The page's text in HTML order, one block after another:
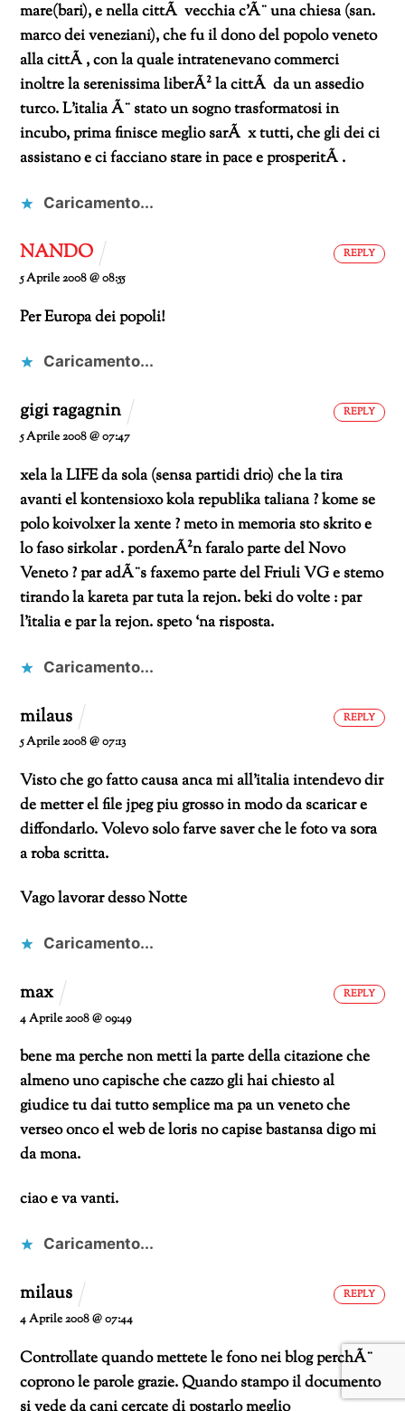
mare(bari), e nella cittÃ vecchia c’Ã¨ una chiesa (san.
marco dei veneziani), che fu il dono del popolo veneto
alla cittÃ , con la quale intratenevano commerci
inoltre la serenissima liberÃ² la cittÃ da un assedio
turco.L’italia Ã¨ stato un sogno trasformatosi in
incubo, prima finisce meglio sarÃ x tutti, che gli dei ci
assistano e ci facciano stare in pace e prosperitÃ .
Caricamento...
NANDO
5 Aprile 2008 @ 08:55
Per Europa dei popoli!
Caricamento...
REPLY
gigi ragagnin
5 Aprile 2008 @ 07:47
xela la LIFE da sola (sensa partidi drio) che la tira
avanti el kontensioxo kola republika taliana ? kome se
polo koivolxer la xente ?meto in memoria sto skrito e
lo faso sirkolar .pordenÃ²n faralo parte del Novo
Veneto ? par adÃ¨s faxemo parte del Friuli VG e stemo
tirando la kareta par tuta la rejon. beki do volte :par
l’italia e par la rejon. speto ‘na risposta.
Caricamento...
REPLY
milaus
5 Aprile 2008 @ 07:13
Visto che go fatto causa anca mi all’italia intendevo dir
de metter el file jpeg piu grosso in modo da scaricar e
diffondarlo. Volevo solo farve saver che le foto va sora
a roba scritta.
Vago lavorar dessoNotte
Caricamento...
REPLY
max
4 Aprile 2008 @ 09:49
bene ma perche non metti la parte della citazione che
almeno uno capische che cazzo gli hai chiesto al
giudice tu dai tutto semplice ma pa un veneto che
verseo onco el web de lorisno capise bastansa digo mi
da mona.
ciao e va vanti.
Caricamento...
REPLY
milaus
4 Aprile 2008 @ 07:44
Controllate quando mettete le fono nei blog perchÃ¨
coprono le parole grazie.Quando stampo il documento
REPLY